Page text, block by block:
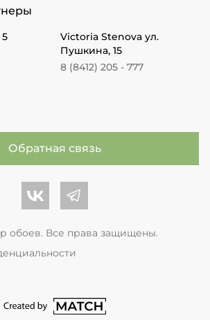
Victoria Stenova ул.
Пушкина, 15
8 (8412) 205 - 777
Обратная связь
Центр обоев во Вконтакте
Центр обоев в Телеграме
обоев. Все права защищены.
перейти на сайт студии Match